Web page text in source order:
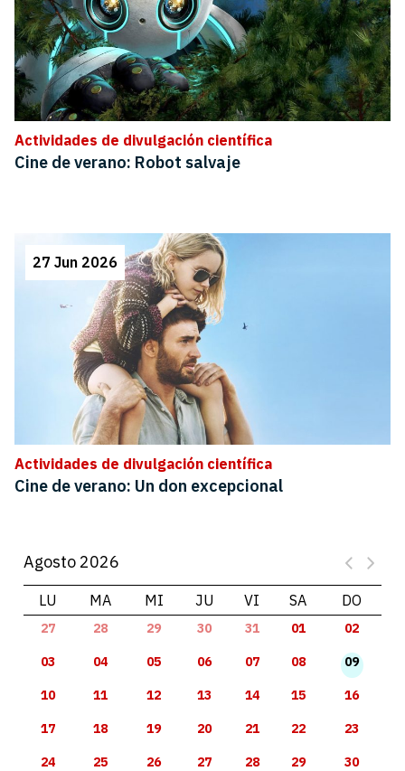
Actividades de divulgación científica
Cine de verano: Robot salvaje
27 Jun 2026
Actividades de divulgación científica
Cine de verano: Un don excepcional
Agosto 2026
LU MA MI JU VI SA DO
27 28 29 30 31 01 02
03 04 05 06 07 08 09
10 11 12 13 14 15 16
17 18 19 20 21 22 23
24 25 26 27 28 29 30